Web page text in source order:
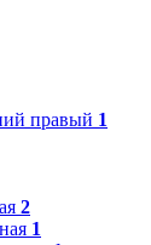
правый 1
2
1